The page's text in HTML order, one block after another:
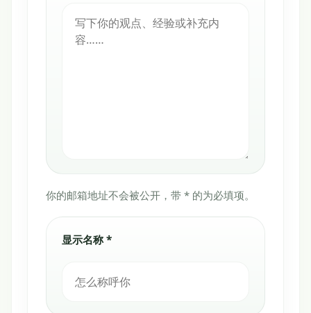
你的邮箱地址不会被公开，带 * 的为必填项。
显示名称 *